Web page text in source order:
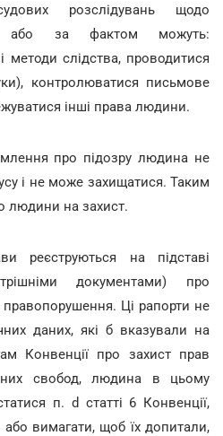
розслідувань щодо
або за фактом можуть:
методи слідства, проводитися
контролюватися письмове
інші права людини.
про підозру людина не
і не може захищатися. Таким
людини на захист.
реєструються на підставі
документами) про
Ці рапорти не
даних, які б вказували на
Конвенції про захист прав
свобод, людина в цьому
п. d статті 6 Конвенції,
або вимагати, щоб їх допитали,